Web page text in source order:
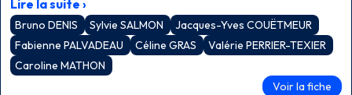
Lire la suite ›
Bruno DENIS Sylvie SALMON
Jacques-Yves COUËTMEUR
Fabienne PALVADEAU
Céline GRAS
Valérie PERRIER-TEXIER
Caroline MATHON
Voir la fiche